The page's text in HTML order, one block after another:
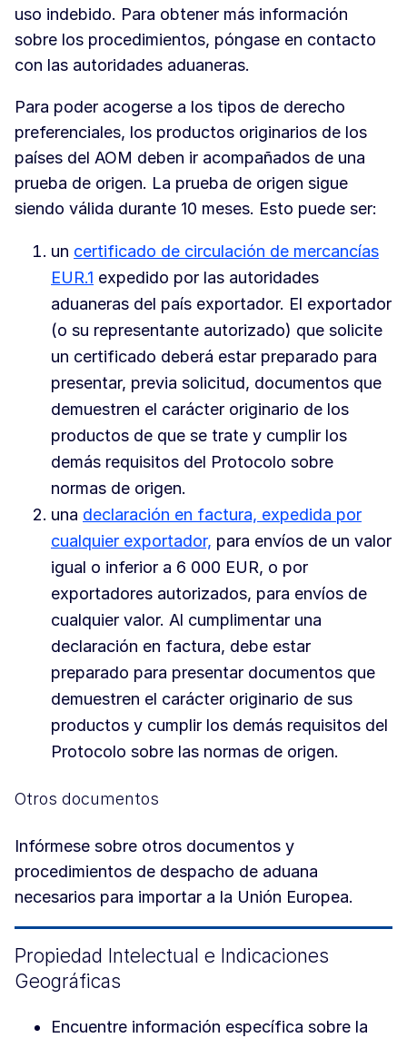
uso indebido. Para obtener más información
sobre los procedimientos, póngase en contacto
con las autoridades aduaneras.
Para poder acogerse a los tipos de derecho
preferenciales, los productos originarios de los
países del AOM deben ir acompañados de una
prueba de origen. La prueba de origen sigue
siendo válida durante 10 meses. Esto puede ser:
un certificado de circulación de mercancías
EUR.1 expedido por las autoridades
aduaneras del país exportador. El exportador
(o su representante autorizado) que solicite
un certificado deberá estar preparado para
presentar, previa solicitud, documentos que
demuestren el carácter originario de los
productos de que se trate y cumplir los
demás requisitos del Protocolo sobre
normas de origen.
una declaración en factura, expedida por
cualquier exportador, para envíos de un valor
igual o inferior a 6 000 EUR, o por
exportadores autorizados, para envíos de
cualquier valor. Al cumplimentar una
declaración en factura, debe estar
preparado para presentar documentos que
demuestren el carácter originario de sus
productos y cumplir los demás requisitos del
Protocolo sobre las normas de origen.
Otros documentos
Infórmese sobre otros documentos y
procedimientos de despacho de aduana
necesarios para importar a la Unión Europea.
Propiedad Intelectual e Indicaciones
Geográficas
Encuentre información específica sobre la